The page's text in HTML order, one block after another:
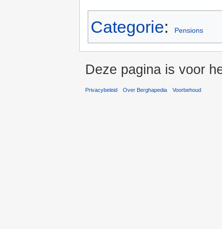
Categorie: Pensions
Deze pagina is voor
Privacybeleid Over Berghapedia Voorbehoud